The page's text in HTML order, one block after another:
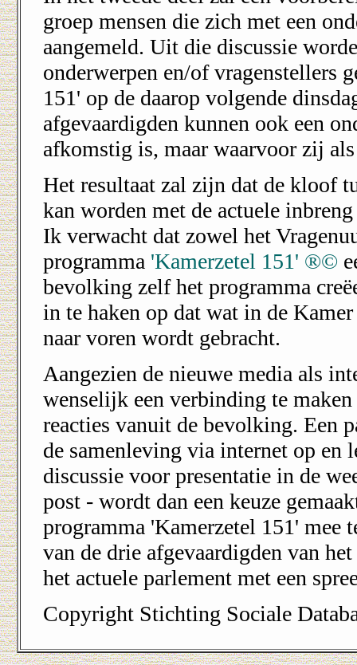
groep mensen die zich met een
aangemeld. Uit die discussie
onderwerpen en/of vragenstellers
151' op de daarop volgende
afgevaardigden kunnen ook een
afkomstig is, maar waarvoor zij
Het resultaat zal zijn dat de kloof
kan worden met de actuele
Ik verwacht dat zowel het
programma 'Kamerzetel 151' ®©
bevolking zelf het programma
in te haken op dat wat in de
naar voren wordt gebracht.
Aangezien de nieuwe media als
wenselijk een verbinding te
reacties vanuit de bevolking. Een
de samenleving via internet op en
discussie voor presentatie in de
post - wordt dan een keuze
programma 'Kamerzetel 151' mee
van de drie afgevaardigden van
het actuele parlement met een
Copyright Stichting Sociale